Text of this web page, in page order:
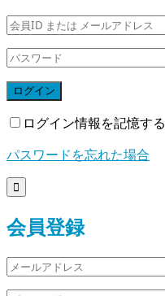
ログイン
ログイン情報を記憶する
パスワードを忘れた場合

会員登録